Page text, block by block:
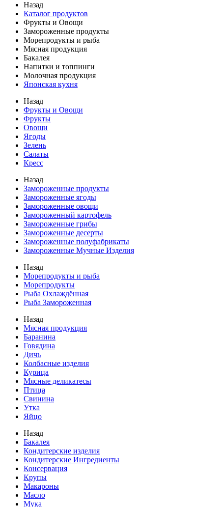
Назад
Каталог продуктов
Фрукты и Овощи
Замороженные продукты
Морепродукты и рыба
Мясная продукция
Бакалея
Напитки и топпинги
Молочная продукция
Японская кухня
Назад
Фрукты и Овощи
Фрукты
Овощи
Ягоды
Зелень
Салаты
Кресс
Назад
Замороженные продукты
Замороженные ягоды
Замороженные овощи
Замороженный картофель
Замороженные грибы
Замороженные десерты
Замороженные полуфабрикаты
Замороженные Мучные Изделия
Назад
Морепродукты и рыба
Морепродукты
Рыба Охлаждённая
Рыба Замороженная
Назад
Мясная продукция
Баранина
Говядина
Дичь
Колбасные изделия
Курица
Мясные деликатесы
Птица
Свинина
Утка
Яйцо
Назад
Бакалея
Кондитерские изделия
Кондитерские Ингредиенты
Консервация
Крупы
Макароны
Масло
Мука